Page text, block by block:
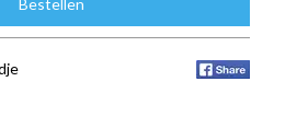
Bestellen